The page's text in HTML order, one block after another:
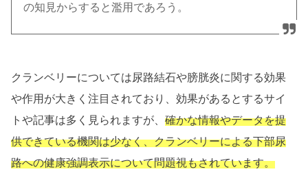
の知見からすると濫用であろう。
クランベリーについては尿路結石や膀胱炎に関する効果
や作用が大きく注目されており、効果があるとするサイ
トや記事は多く見られますが、確かな情報やデータを提
供できている機関は少なく、クランベリーによる下部尿
路への健康強調表示について問題視もされています。